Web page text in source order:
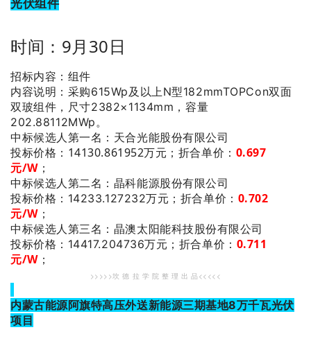
光伏组件
时间：9月30日
招标内容：组件
内容说明：采购615Wp及以上N型182mmTOPCon双面
双玻组件，尺寸2382×1134mm，容量
202.88112MWp。
中标候选人第一名 ：天合光能股份有限公司
投标价格：14130.861952万元； 折合单价： 0.697
元/W；
中标候选人第二名 ：晶科能源股份有限公司
投标价格：14233.127232万元； 折合单价： 0.702
元/W；
中标候选人第三名 ：晶澳太阳能科技股份有限公司
投标价格：14417.204736万元； 折合单价： 0.711
元/W；
>>>>>坎 德 拉 学 院 整 理 出 品<<<<<
内蒙古能源阿旗特高压外送新能源三期基地8万千瓦光伏
项目